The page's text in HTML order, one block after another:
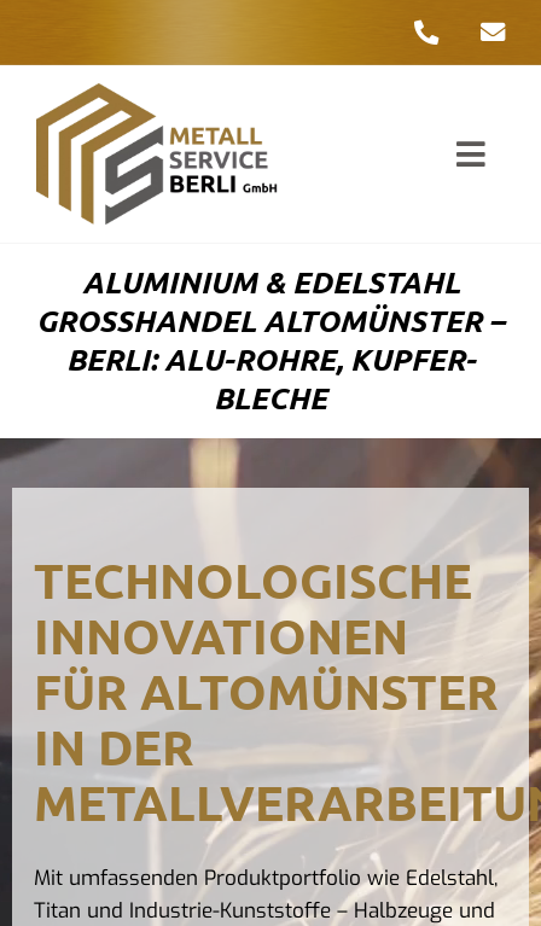
ALUMINIUM & EDELSTAHL
GROSSHANDEL ALTOMÜNSTER – B
ERLI: ALU-ROHRE, KUPFER-B
LECHE
TECHNOLOGISCHE
INNOVATIONEN
FÜR ALTOMÜNSTER
IN DER
Mit umfassenden Produktportfolio wie Edelstahl,
Titan und Industrie-Kunststoffe – Halbzeuge und